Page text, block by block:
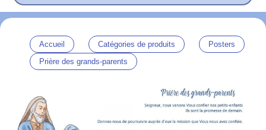
Accueil Catégories de produits
Posters
Prière des grands-parents